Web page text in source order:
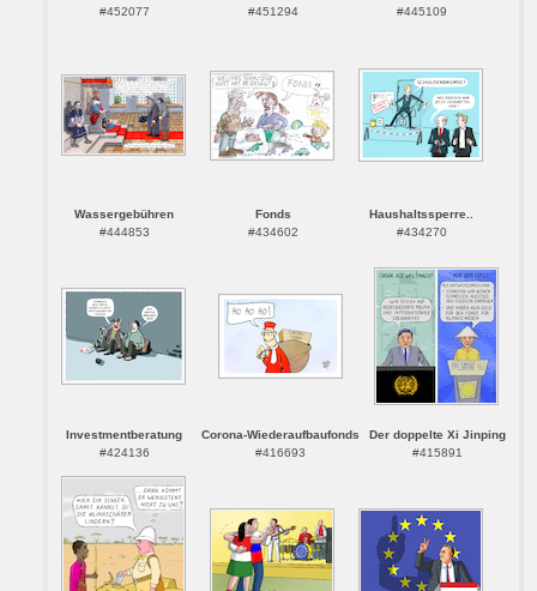
#452077
#451294
#445109
Wassergebühren
#444853
Fonds
#434602
Haushaltssperre..
#434270
Investmentberatung
#424136
Corona-Wiederaufbaufonds
#416693
Der doppelte Xi Jinping
#415891